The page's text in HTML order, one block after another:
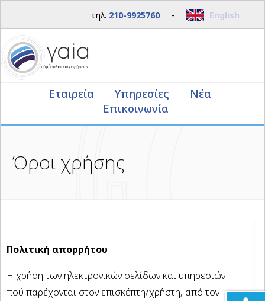
τηλ. 210-9925760- English
Εταιρεία Υπηρεσίες
Νέα
Επικοινωνία
Όροι χρήσης
Πολιτική απορρήτου
Η χρήση των ηλεκτρονικών σελίδων και υπηρεσιών
πού παρέχονται στον επισκέπτη/χρήστη, από τον